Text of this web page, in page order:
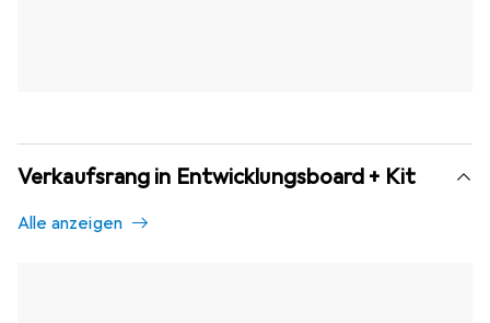
Verkaufsrang in Entwicklungsboard + Kit
Alle anzeigen